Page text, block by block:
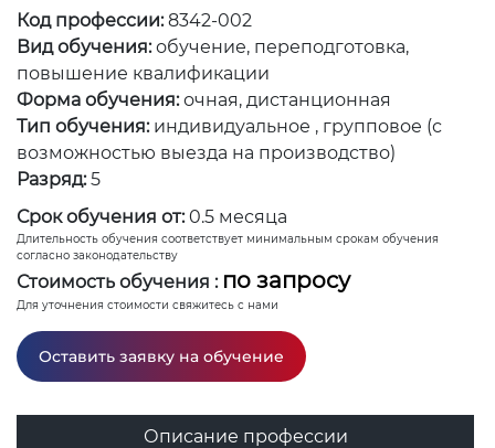
Код профессии:8342-002
Вид обучения: обучение, переподготовка,
повышение квалификации
Форма обучения: очная, дистанционная
Тип обучения: индивидуальное , групповое (с
возможностью выезда на производство)
Разряд: 5
Срок обучения от: 0.5 месяца
Длительность обучения соответствует минимальным срокам обучения
согласно законодательству
Стоимость обучения : по запросу
Для уточнения стоимости свяжитесь с нами
Оставить заявку на обучение
Описание профессии